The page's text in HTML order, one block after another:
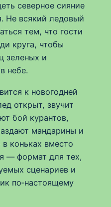
северное сияние
Не всякий ледовый
тем, что гости
круга, чтобы
зеленых и
небе.
к новогодней
открыт, звучит
бой курантов,
мандарины и
коньках вместо
— формат для тех,
сценариев и
по‑настоящему